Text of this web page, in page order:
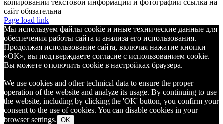
копировании текстовой информации и фотографий ссылка на
сайт обязательна
Telegram
Page load link
Мы используем файлы cookie и иные технические данные для
обеспечения работы сайта и анализа его использования.
Продолжая использование сайта, включая нажатие кнопки
«OK», вы подтверждаете согласие с использованием cookie.
Вы можете отключить cookie в настройках браузера.
We use cookies and other technical data to ensure the proper
operation of the website and analyze its usage. By continuing to use
the website, including by clicking the 'OK' button, you confirm your
consent to the use of cookies. You can disable cookies in your
browser settings. OK